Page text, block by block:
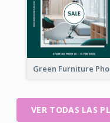
VER TODAS LAS